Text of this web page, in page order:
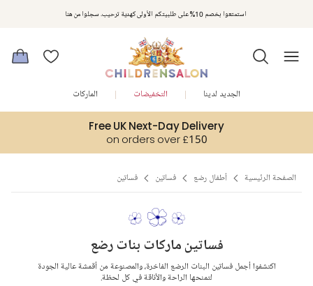
استمتعوا بخصم 10% على طلبيتكم الأولى كهدية ترحيب. سجلوا من هنا
مكافآت تشلدرن صالون | اجمعوا النقاط مع كل عملية شراء لتحصلوا على هدايا حصرية وعروض مصممة خصيصا لتلبي
متطلباتكم
Free UK Next-Day Delivery
on orders over £150
الجديد لدينا التخفيضات الماركات
الصفحة الرئيسية أطفال رضع فساتين فساتين
فساتين ماركات بنات رضع
اكتشفوا أجمل فساتين البنات الرضع الفاخرة، والمصنوعة من أقمشة عالية الجودة
لتمنحها الراحة والأناقة في كل لحظة.